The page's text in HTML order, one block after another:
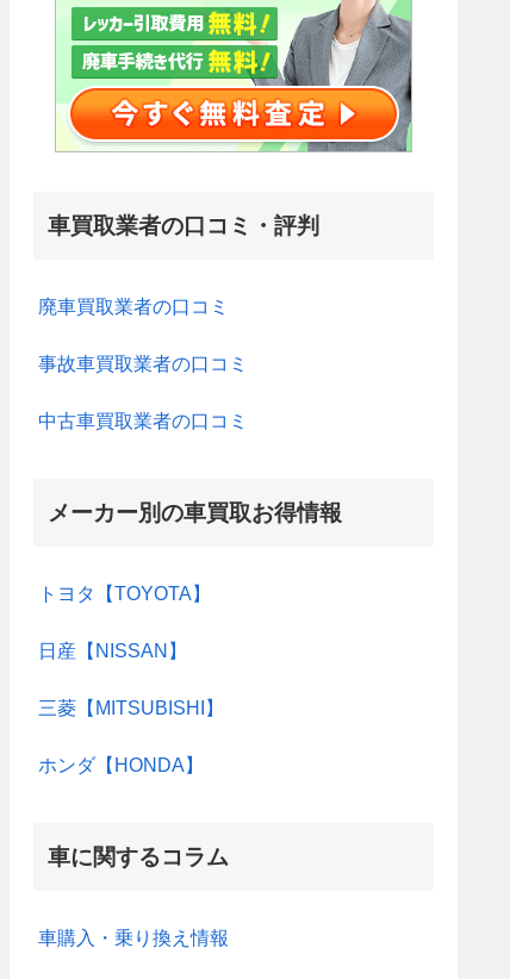
車買取業者の口コミ・評判
廃車買取業者の口コミ
事故車買取業者の口コミ
中古車買取業者の口コミ
メーカー別の車買取お得情報
トヨタ【TOYOTA】
日産【NISSAN】
三菱【MITSUBISHI】
ホンダ【HONDA】
車に関するコラム
車購入・乗り換え情報